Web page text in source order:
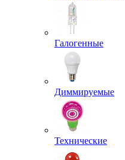
Галогенные
Диммируемые
Технические